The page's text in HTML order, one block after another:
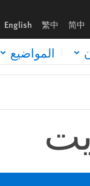
简中
繁中
English
المواضيع